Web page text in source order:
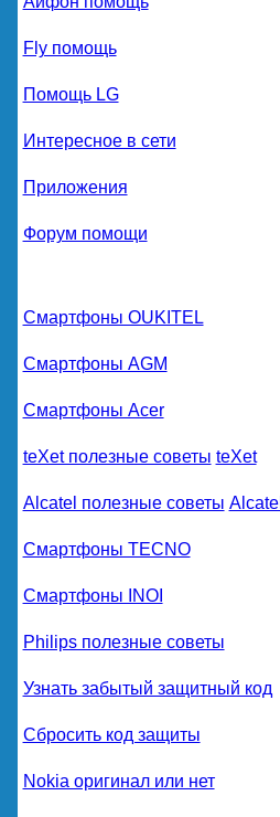
Fly помощь
Помощь LG
Интересное в сети
Приложения
Форум помощи
Смартфоны OUKITEL
Смартфоны AGM
Смартфоны Acer
teXet полезные советы teXet
Alcatel полезные советы Alcatel
Смартфоны TECNO
Смартфоны INOI
Philips полезные советы
Узнать забытый защитный код
Сбросить код защиты
Nokia оригинал или нет